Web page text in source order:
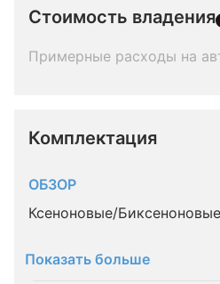
Стоимость владения
Примерные расходы на
Комплектация
ОБЗОР
Ксеноновые/
Показать больше